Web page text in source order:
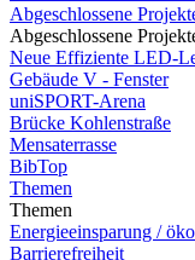
Abgeschlossene
Abgeschlossene
Neue Effiziente LED-
Gebäude V - Fenster
uniSPORT-Arena
Brücke Kohlenstraße
Mensaterrasse
BibTop
Themen
Themen
Energieeinsparung /
Barrierefreiheit